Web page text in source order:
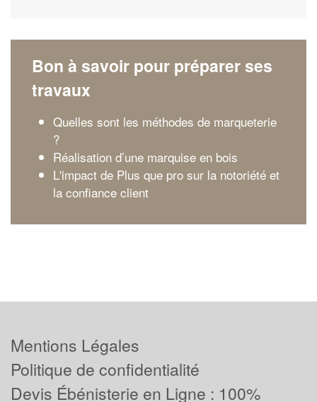
Bon à savoir pour préparer ses
travaux
Quelles sont les méthodes de marqueterie
?
Réalisation d’une marquise en bois
L'impact de Plus que pro sur la notoriété et
la confiance client
Mentions Légales
Politique de confidentialité
Devis Ébénisterie en Ligne : 100%